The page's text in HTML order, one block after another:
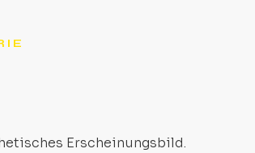
Erscheinungsbild.